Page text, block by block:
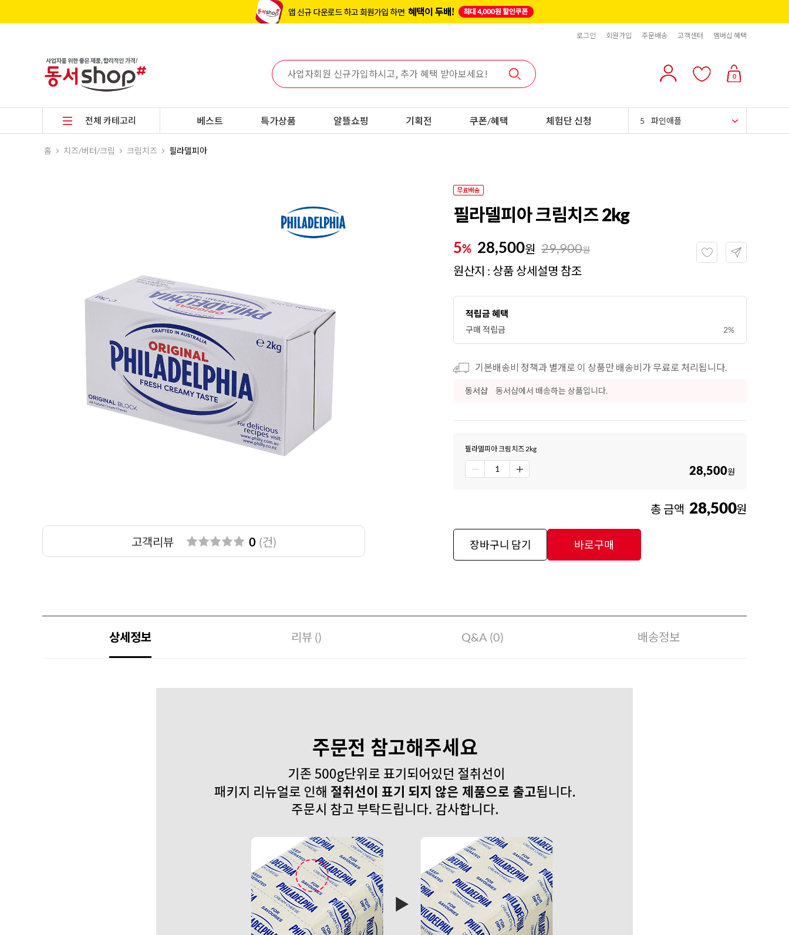
로그인 회원가입 주문배송 고객센터 멤버십 혜택
0
전체 카테고리 베스트 특가상품 알뜰쇼핑 기획전 쿠폰/혜택 체험단 신청
스위트콘
6 슈가시럽
홈 치즈/버터/크림 크림치즈 필라델피아
고객리뷰 0 (건)
필라델피아 크림치즈 2kg
5% 28,500원 29,900원
원산지 : 상품 상세설명 참조
적립금 혜택
구매 적립금 2%
기본배송비 정책과 별개로 이 상품만 배송비가 무료로 처리됩니다.
동서샵 동서샵에서 배송하는 상품입니다.
필라델피아 크림치즈 2kg
28,500원
총 금액 28,500원
장바구니 담기 바로구매
상세정보 리뷰 () Q&A (0) 배송정보